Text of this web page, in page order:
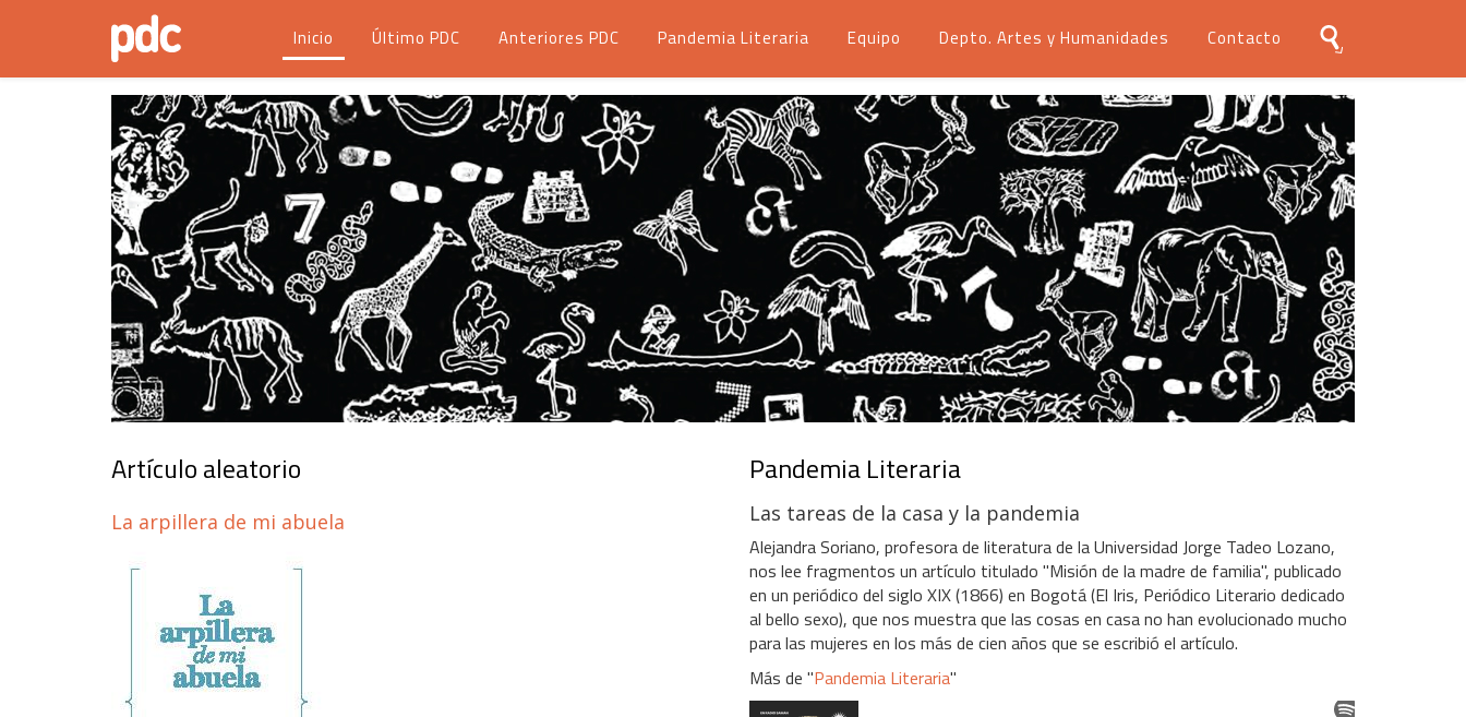
Inicio Último PDC Anteriores PDC Pandemia Literaria Equipo Depto. Artes y Humanidades Contacto
Artículo aleatorio
La arpillera de mi abuela
Pandemia Literaria
Las tareas de la casa y la pandemia
Alejandra Soriano, profesora de literatura de la Universidad Jorge Tadeo Lozano,
nos lee fragmentos un artículo titulado "Misión de la madre de familia", publicado
en un periódico del siglo XIX (1866) en Bogotá (El Iris, Periódico Literario dedicado
al bello sexo), que nos muestra que las cosas en casa no han evolucionado mucho
para las mujeres en los más de cien años que se escribió el artículo.
Más de "Pandemia Literaria"